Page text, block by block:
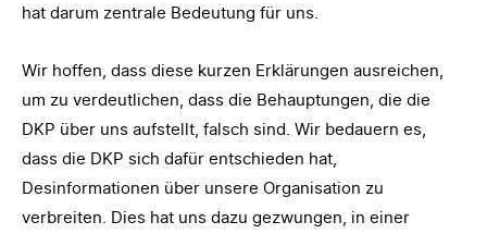
hat darum zentrale Bedeutung für uns.
Wir hoffen, dass diese kurzen Erklärungen ausreichen,
um zu verdeutlichen, dass die Behauptungen, die die
DKP über uns aufstellt, falsch sind. Wir bedauern es,
dass die DKP sich dafür entschieden hat,
Desinformationen über unsere Organisation zu
verbreiten. Dies hat uns dazu gezwungen, in einer